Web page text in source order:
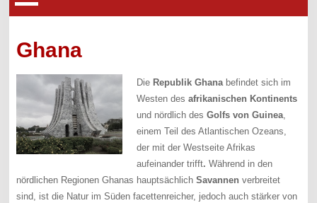
Ghana
Die Republik Ghanabefindet sich im
Westen desafrikanischen Kontinents
und nördlich desGolfs von Guinea,
einem Teil des Atlantischen Ozeans,
der mit der Westseite Afrikas
aufeinander trifft. Während in den
nördlichen Regionen Ghanas hauptsächlichSavannen verbreitet
sind, ist die Natur im Süden facettenreicher, jedoch auch stärker von